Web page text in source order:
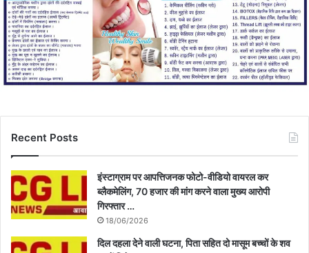
Recent Posts
इंस्टाग्राम पर आपत्तिजनक फोटो-वीडियो वायरल कर
ब्लैकमेलिंग, 70 हजार की मांग करने वाला मुख्य आरोपी
गिरफ्तार …
18/06/2026
दिल दहला देने वाली घटना, पिता सहित दो मासूम बच्चों के शव